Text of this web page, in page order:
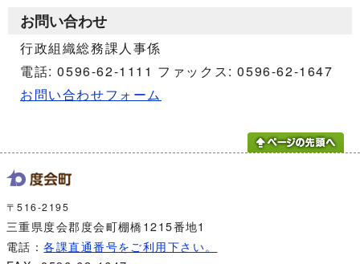
お問い合わせ
行政組織総務課人事係
電話: 0596-62-1111 ファックス: 0596-62-1647
お問い合わせフォーム
〒516-2195
三重県度会郡度会町棚橋1215番地1
電話：各課直通番号をご利用下さい。